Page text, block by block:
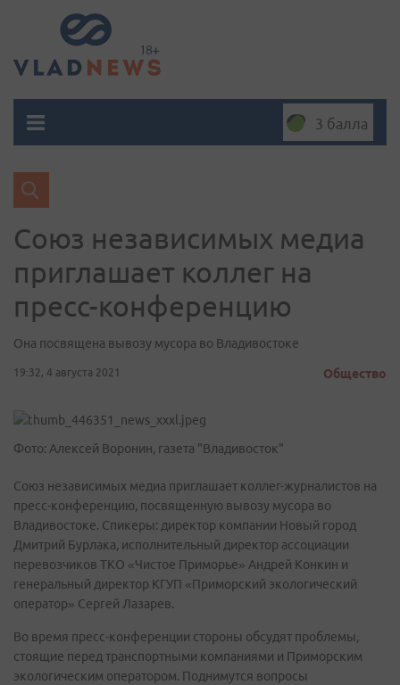
3 балла
Союз независимых медиа
приглашает коллег на
пресс-конференцию
Она посвящена вывозу мусора во Владивостоке
19:32, 4 августа 2021 Общество
Фото: Алексей Воронин, газета "Владивосток"
Союз независимых медиа приглашает коллег-журналистов на
пресс-конференцию, посвященную вывозу мусора во
Владивостоке. Спикеры: директор компании Новый город
Дмитрий Бурлака, исполнительный директор ассоциации
перевозчиков ТКО «Чистое Приморье» Андрей Конкин и
генеральный директор КГУП «Приморский экологический
оператор» Сергей Лазарев.
Во время пресс-конференции стороны обсудят проблемы,
стоящие перед транспортными компаниями и Приморским
экологическим оператором. Поднимутся вопросы